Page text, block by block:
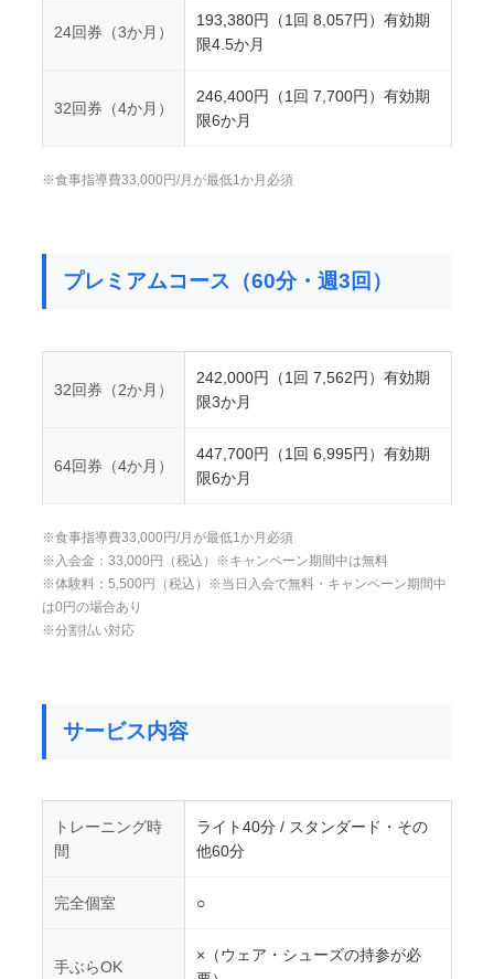
24回券（3か月）
193,380円（1回 8,057円）有効期
限4.5か月
32回券（4か月）
246,400円（1回 7,700円）有効期
限6か月
※食事指導費33,000円/月が最低1か月必須
プレミアムコース（60分・週3回）
32回券（2か月）
242,000円（1回 7,562円）有効期
限3か月
64回券（4か月）
447,700円（1回 6,995円）有効期
限6か月
※食事指導費33,000円/月が最低1か月必須
※入会金：33,000円（税込）※キャンペーン期間中は無料
※体験料：5,500円（税込）※当日入会で無料・キャンペーン期間中
は0円の場合あり
※分割払い対応
サービス内容
トレーニング時
間
ライト40分 / スタンダード・その
他60分
完全個室 ○
手ぶらOK
×（ウェア・シューズの持参が必